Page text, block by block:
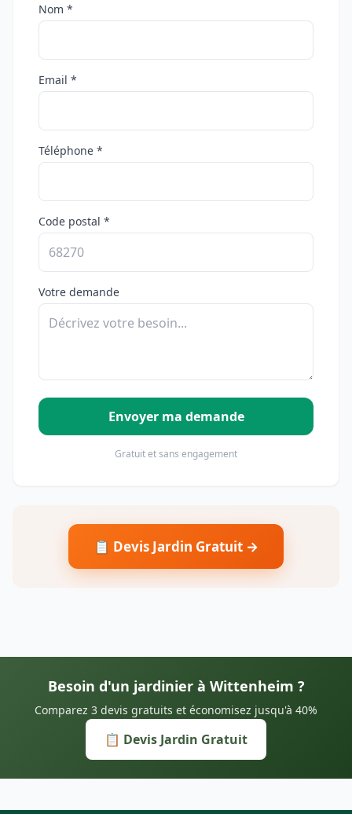
Nom *
Email *
Téléphone *
Code postal *
Votre demande
Envoyer ma demande
Gratuit et sans engagement
📋 Devis Jardin Gratuit →
Besoin d'un jardinier à Wittenheim ?
Comparez 3 devis gratuits et économisez jusqu'à 40%
📋 Devis Jardin Gratuit